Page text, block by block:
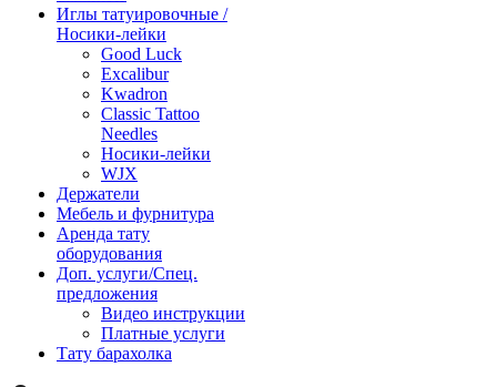
Иглы татуировочные /
Носики-лейки
Good Luck
Excalibur
Kwadron
Classic Tattoo
Needles
Носики-лейки
WJX
Держатели
Мебель и фурнитура
Аренда тату
оборудования
Доп. услуги/Спец.
предложения
Видео инструкции
Платные услуги
Тату барахолка